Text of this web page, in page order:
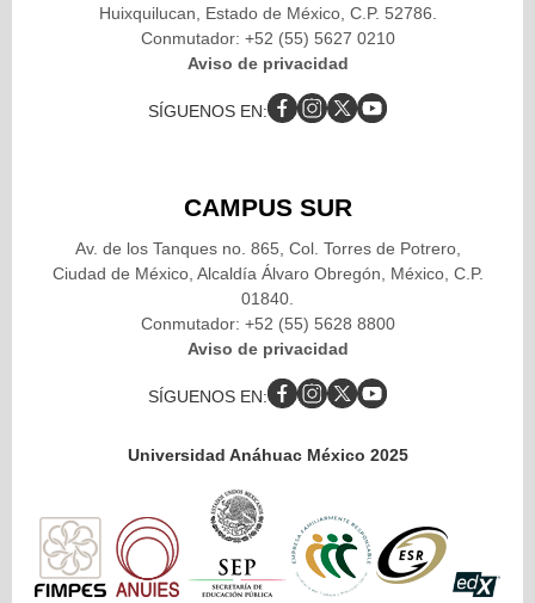
Huixquilucan, Estado de México, C.P. 52786.
Conmutador: +52 (55) 5627 0210
Aviso de privacidad
SÍGUENOS EN:
CAMPUS SUR
Av. de los Tanques no. 865, Col. Torres de Potrero,
Ciudad de México, Alcaldía Álvaro Obregón, México, C.P.
01840.
Conmutador: +52 (55) 5628 8800
Aviso de privacidad
SÍGUENOS EN:
Universidad Anáhuac México 2025